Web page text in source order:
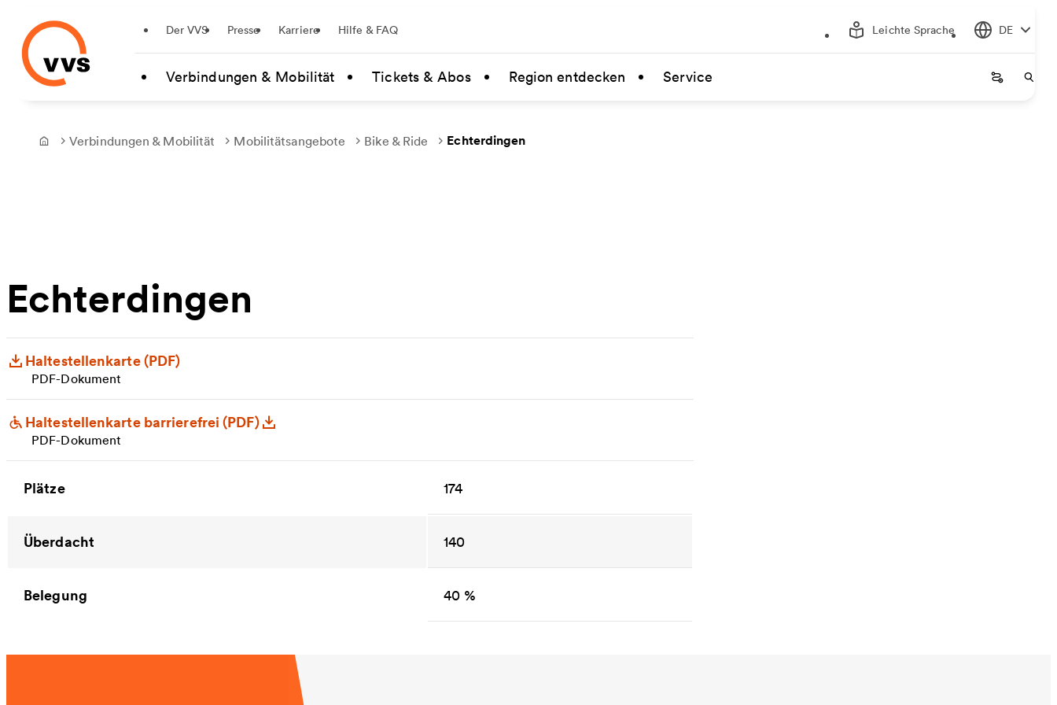
Zum Hauptinhalt springen
Der VVS Presse Karriere Hilfe & FAQ Leichte Sprache DE
Verbindungen & Mobilität Tickets & Abos Region entdecken Service Startseite
Frontpage
Verbindungen & Mobilität Mobilitätsangebote Bike & Ride Echterdingen
Echterdingen
Haltestellenkarte (PDF)
PDF-Dokument
Haltestellenkarte barrierefrei (PDF)
PDF-Dokument
Plätze 174
Überdacht 140
Belegung 40 %